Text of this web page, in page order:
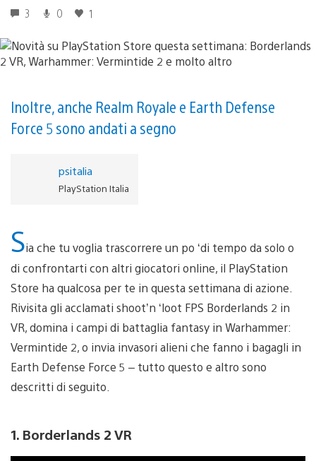
3 0 1
Inoltre, anche Realm Royale e Earth Defense
Force 5 sono andati a segno
psitalia
PlayStation Italia
Sia che tu voglia trascorrere un po ‘di tempo da solo o
di confrontarti con altri giocatori online, il PlayStation
Store ha qualcosa per te in questa settimana di azione.
Rivisita gli acclamati shoot’n ‘loot FPS Borderlands 2 in
VR, domina i campi di battaglia fantasy in Warhammer:
Vermintide 2, o invia invasori alieni che fanno i bagagli in
Earth Defense Force 5 – tutto questo e altro sono
descritti di seguito.
1. Borderlands 2 VR